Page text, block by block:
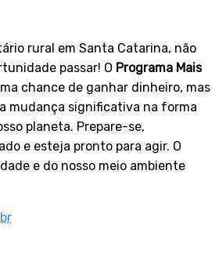
rural em Santa Catarina, não
passar! O Programa Mais
chance de ganhar dinheiro, mas
mudança significativa na forma
planeta. Prepare-se,
e esteja pronto para agir. O
e do nosso meio ambiente